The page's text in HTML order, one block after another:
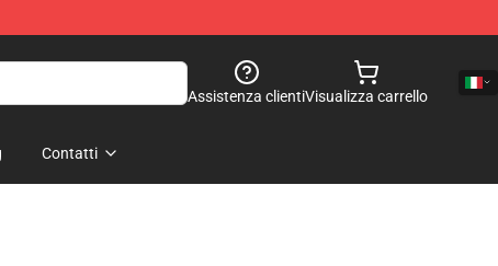
Assistenza clientiVisualizza carrello
Contatti